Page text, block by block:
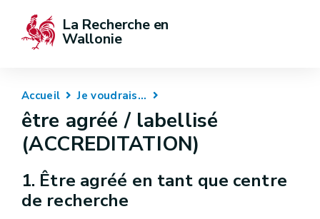
La Recherche en
Wallonie
Accueil Je voudrais...
être agréé / labellisé
(ACCREDITATION)
1. Être agréé en tant que centre
de recherche